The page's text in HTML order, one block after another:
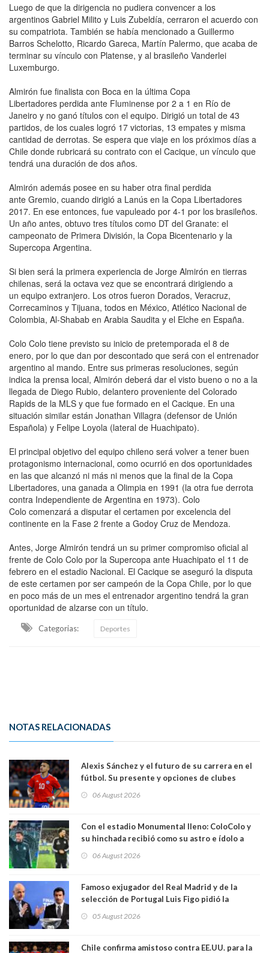
Luego de que la dirigencia no pudiera convencer a los
argentinos Gabriel Milito y Luis Zubeldía, cerraron el acuerdo con
su compatriota. También se había mencionado a Guillermo
Barros Schelotto, Ricardo Gareca, Martín Palermo, que acaba de
terminar su vínculo con Platense, y al brasileño Vanderlei
Luxemburgo.
Almirón fue finalista con Boca en la última Copa
Libertadores perdida ante Fluminense por 2 a 1 en Río de
Janeiro y no ganó títulos con el equipo. Dirigió un total de 43
partidos, de los cuales logró 17 victorias, 13 empates y misma
cantidad de derrotas. Se espera que viaje en los próximos días a
Chile donde rubricará su contrato con el Cacique, un vínculo que
tendrá una duración de dos años.
Almirón además posee en su haber otra final perdida
ante Gremio, cuando dirigió a Lanús en la Copa Libertadores
2017. En ese entonces, fue vapuleado por 4-1 por los brasileños.
Un año antes, obtuvo tres títulos como DT del Granate: el
campeonato de Primera División, la Copa Bicentenario y la
Supercopa Argentina.
Si bien será la primera experiencia de Jorge Almirón en tierras
chilenas, será la octava vez que se encontrará dirigiendo a
un equipo extranjero. Los otros fueron Dorados, Veracruz,
Correcaminos y Tijuana, todos en México, Atlético Nacional de
Colombia, Al-Shabab en Arabia Saudita y el Elche en España.
Colo Colo tiene previsto su inicio de pretemporada el 8 de
enero, por lo que dan por descontado que será con el entrenador
argentino al mando. Entre sus primeras resoluciones, según
indica la prensa local, Almirón deberá dar el visto bueno o no a la
llegada de Diego Rubio, delantero proveniente del Colorado
Rapids de la MLS y que fue formado en el Cacique. En una
situación similar están Jonathan Villagra (defensor de Unión
Española) y Felipe Loyola (lateral de Huachipato).
El principal objetivo del equipo chileno será volver a tener buen
protagonismo internacional, como ocurrió en dos oportunidades
en las que alcanzó ni más ni menos que la final de la Copa
Libertadores, una ganada a Olimpia en 1991 (la otra fue derrota
contra Independiente de Argentina en 1973). Colo
Colo comenzará a disputar el certamen por excelencia del
continente en la Fase 2 frente a Godoy Cruz de Mendoza.
Antes, Jorge Almirón tendrá un su primer compromiso oficial al
frente de Colo Colo por la Supercopa ante Huachipato el 11 de
febrero en el estadio Nacional. El Cacique se aseguró la disputa
de este certamen por ser campeón de la Copa Chile, por lo que
en poco más de un mes el entrenador argentino tendrá la gran
oportunidad de alzarse con un título.
Categorias: Deportes
NOTAS RELACIONADAS
Alexis Sánchez y el futuro de su carrera en el
fútbol. Su presente y opciones de clubes
06 August 2026
Con el estadio Monumental lleno: ColoColo y
su hinchada recibió como su astro e ídolo a
06 August 2026
Famoso exjugador del Real Madrid y de la
selección de Portugal Luis Figo pidió la
comportamiento más bajo y cobarde que he
05 August 2026
Chile confirma amistoso contra EE.UU. para la